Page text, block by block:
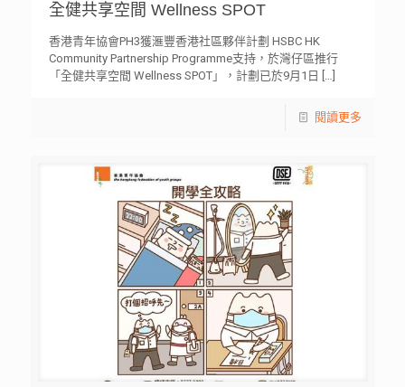
全健共享空間 Wellness SPOT
香港青年協會PH3獲滙豐香港社區夥伴計劃 HSBC HK
Community Partnership Programme支持，於灣仔區推行
「全健共享空間 Wellness SPOT」，計劃已於9月1日
[…]
閱讀更多